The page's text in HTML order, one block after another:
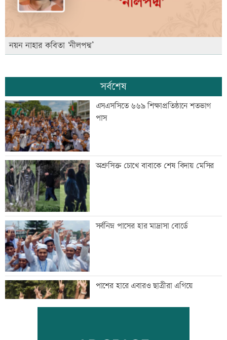
নয়ন নাহার কবিতা ‘নীলপদ্ম’
সর্বশেষ
এসএসসিতে ৬৬৯ শিক্ষাপ্রতিষ্ঠানে শতভাগ
পাস
অশ্রুসিক্ত চোখে বাবাকে শেষ বিদায় মেসির
সর্বনিম্ন পাসের হার মাদ্রাসা বোর্ডে
পাশের হারে এবারও ছাত্রীরা এগিয়ে